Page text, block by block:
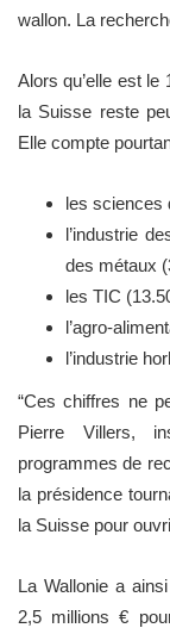
wallon. La
Alors qu’elle est le
la Suisse reste
Elle compte
les sciences
l’industrie
des métaux
les TIC
l’agro-
l’industrie
“Ces chiffres ne
Pierre Villers,
programmes de
la présidence
la Suisse pour
La Wallonie a
2,5 millions €